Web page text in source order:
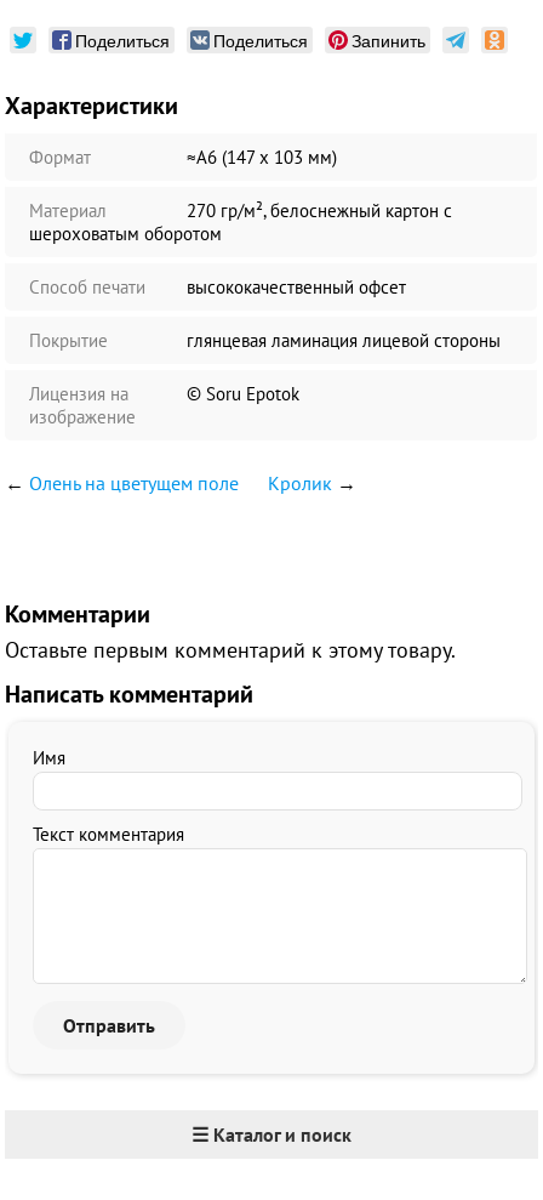
Поделиться Поделиться Запинить
Характеристики
Формат ≈А6 (147 х 103 мм)
Материал
270 гр/м², белоснежный картон с
шероховатым оборотом
Способ печати высококачественный офсет
Покрытие глянцевая ламинация лицевой стороны
Лицензия на
изображение
© Soru Epotok
←Олень на цветущем поле Кролик →
Комментарии
Оставьте первым комментарий к этому товару.
Написать комментарий
Имя
Текст комментария
☰ Каталог и поиск